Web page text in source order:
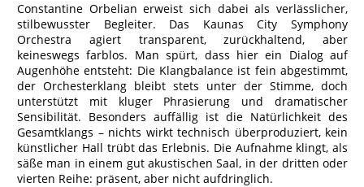
Constantine Orbelian erweist sich dabei als verlässlicher,
stilbewusster Begleiter. Das Kaunas City Symphony
Orchestra agiert transparent, zurückhaltend, aber
keineswegs farblos. Man spürt, dass hier ein Dialog auf
Augenhöhe entsteht: Die Klangbalance ist fein abgestimmt,
der Orchesterklang bleibt stets unter der Stimme, doch
unterstützt mit kluger Phrasierung und dramatischer
Sensibilität. Besonders auffällig ist die Natürlichkeit des
Gesamtklangs – nichts wirkt technisch überproduziert, kein
künstlicher Hall trübt das Erlebnis. Die Aufnahme klingt, als
säße man in einem gut akustischen Saal, in der dritten oder
vierten Reihe: präsent, aber nicht aufdringlich.